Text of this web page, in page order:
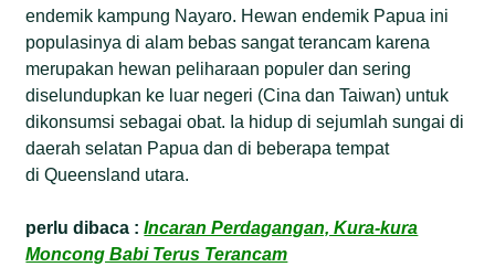
endemik kampung Nayaro. Hewan endemik Papua ini
populasinya di alam bebas sangat terancam karena
merupakan hewan peliharaan populer dan sering
diselundupkan ke luar negeri (Cina dan Taiwan) untuk
dikonsumsi sebagai obat. Ia hidup di sejumlah sungai di
daerah selatan Papua dan di beberapa tempat
di Queensland utara.
perlu dibaca :Incaran Perdagangan, Kura-kura
Moncong Babi Terus Terancam